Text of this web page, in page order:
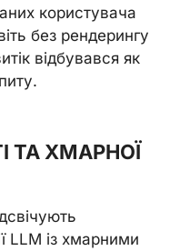
користувача
без рендерингу
відбувався як
ТА ХМАРНОЇ
LLM із хмарними